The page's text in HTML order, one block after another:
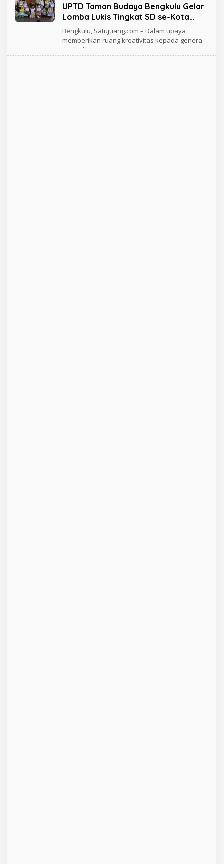
UPTD Taman Budaya Bengkulu Gelar
Lomba Lukis Tingkat SD se-Kota
Bengkulu
E
H
R
A
G
H
A
Bengkulu, Satujuang.com – Dalam upaya
memberikan ruang kreativitas kepada generasi
muda, khususnya